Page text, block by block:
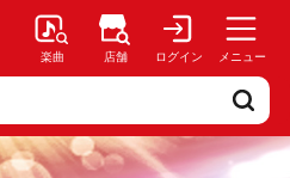
楽曲 店舗 ログイン メニュー